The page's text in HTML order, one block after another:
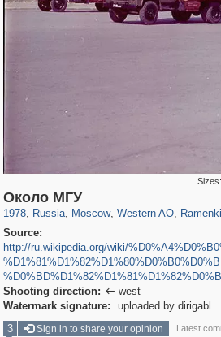
Около МГУ
1978, Russia
1,405,779
, Moscow
319,716 8,286
, Western AO,
Source:
http://ru.wikipedia.org/wiki/
Shooting direction:  west
Watermark signature:
uploaded by dirigabl
3
Sign in to share your opinion Latest